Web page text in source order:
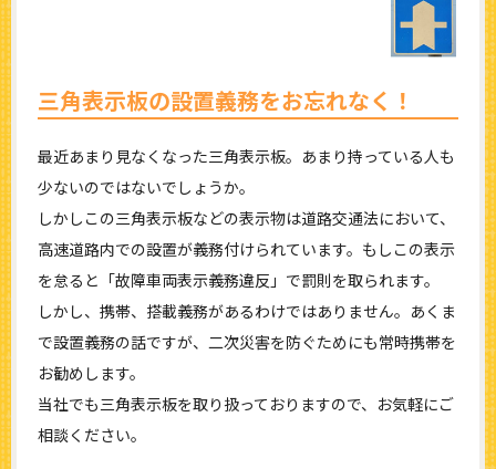
三角表示板の設置義務をお忘れなく！
最近あまり見なくなった三角表示板。あまり持っている人も
少ないのではないでしょうか。
しかしこの三角表示板などの表示物は道路交通法において、
高速道路内での設置が義務付けられています。もしこの表示
を怠ると「故障車両表示義務違反」で罰則を取られます。
しかし、携帯、搭載義務があるわけではありません。あくま
で設置義務の話ですが、二次災害を防ぐためにも常時携帯を
お勧めします。
当社でも三角表示板を取り扱っておりますので、お気軽にご
相談ください。